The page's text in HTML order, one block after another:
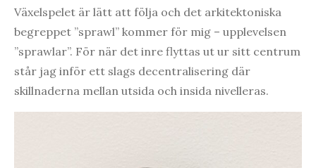
Växelspelet är lätt att följa och det arkitektoniska
begreppet ”sprawl” kommer för mig – upplevelsen
”sprawlar”. För när det inre flyttas ut ur sitt centrum
står jag inför ett slags decentralisering där
skillnaderna mellan utsida och insida nivelleras.